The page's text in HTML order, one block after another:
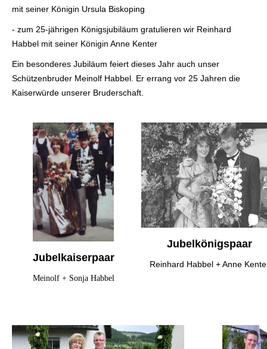
mit seiner Königin Ursula Biskoping
- zum 25-jährigen Königsjubiläum gratulieren wir Reinhard
Habbel mit seiner Königin Anne Kenter
Ein besonderes Jubiläum feiert dieses Jahr auch unser
Schützenbruder Meinolf Habbel. Er errang vor 25 Jahren die
Kaiserwürde unserer Bruderschaft.
Jubelkaiserpaar
Meinolf + Sonja Habbel
Jubelkönigspaar
Reinhard Habbel + Anne